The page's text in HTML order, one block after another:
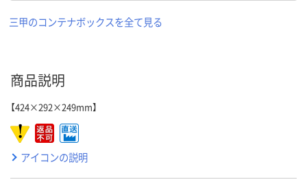
三甲のコンテナボックスを全て見る
商品説明
【424×292×249mm】
アイコンの説明